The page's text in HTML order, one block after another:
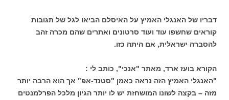
דבריו של האנגלי האמיץ על האיסלם הביאו לגל של תגובות
קוראים שחשפו עוד ועוד סרטונים ואתרים שהם מכרה זהב
להסברה ישראלית, אם היתה כזו.
הקורא בועז ארד, מאתר "אנכי", כותב לי :
"האנגלי האמיץ הזה נראה כאמן "סטנד-אפ" אך הוא הרבה יותר
מזה – בקצה לשונו המושחזת יש לו יותר הגיון מלכל הפרלמנטים